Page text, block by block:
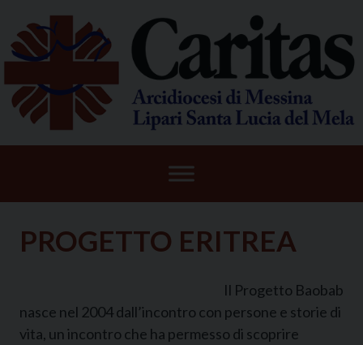
content
PROGETTO ERITREA
Il Progetto Baobab
nasce nel 2004 dall’incontro con persone e storie di
vita, un incontro che ha permesso di scoprire